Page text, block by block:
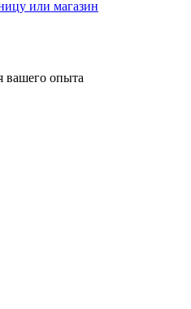
или магазин
вашего опыта